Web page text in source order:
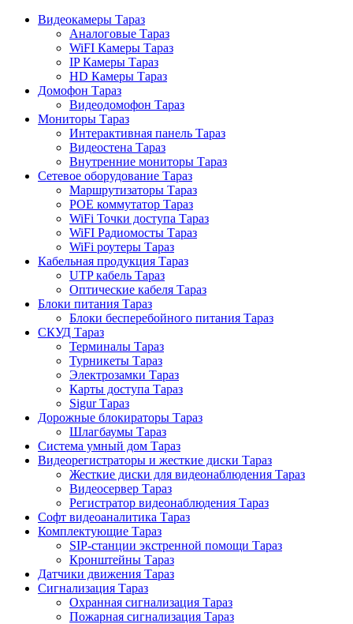
Видеокамеры Тараз
Аналоговые Тараз
WiFI Камеры Тараз
IP Камеры Тараз
HD Камеры Тараз
Домофон Тараз
Видеодомофон Тараз
Мониторы Тараз
Интерактивная панель Тараз
Видеостена Тараз
Внутренние мониторы Тараз
Сетевое оборудование Тараз
Маршрутизаторы Тараз
POE коммутатор Тараз
WiFi Точки доступа Тараз
WiFI Радиомосты Тараз
WiFi роутеры Тараз
Кабельная продукция Тараз
UTP кабель Тараз
Оптические кабеля Тараз
Блоки питания Тараз
Блоки бесперебойного питания Тараз
СКУД Тараз
Терминалы Тараз
Турникеты Тараз
Электрозамки Тараз
Карты доступа Тараз
Sigur Тараз
Дорожные блокираторы Тараз
Шлагбаумы Тараз
Система умный дом Тараз
Видеорегистраторы и жесткие диски Тараз
Жесткие диски для видеонаблюдения Тараз
Видеосервер Тараз
Регистратор видеонаблюдения Тараз
Софт видеоаналитика Тараз
Комплектующие Тараз
SIP-станции экстренной помощи Тараз
Кронштейны Тараз
Датчики движения Тараз
Сигнализация Тараз
Охранная сигнализация Тараз
Пожарная сигнализация Тараз